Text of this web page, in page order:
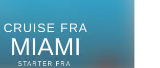
CRUISE FRA
MIAMI
STARTER FRA